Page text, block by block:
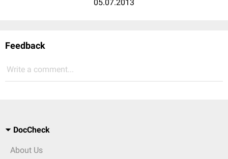
05.07.2013
Feedback
Write a comment...
DocCheck
About Us